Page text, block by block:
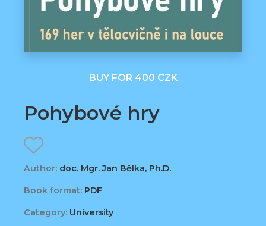
BUY FOR 400 CZK
Pohybové hry
Author: doc. Mgr. Jan Bělka, Ph.D.
Book format: PDF
Category: University